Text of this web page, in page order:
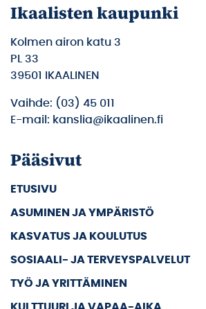
Ikaalisten kaupunki
Kolmen airon katu 3
PL 33
39501 IKAALINEN
Vaihde: (03) 45 011
E-mail: kanslia@ikaalinen.fi
Pääsivut
ETUSIVU
ASUMINEN JA YMPÄRISTÖ
KASVATUS JA KOULUTUS
SOSIAALI- JA TERVEYSPALVELUT
TYÖ JA YRITTÄMINEN
KULTTUURI JA VAPAA-AIKA